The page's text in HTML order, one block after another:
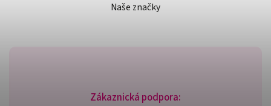
Zákaznická podpora:
Naše značky